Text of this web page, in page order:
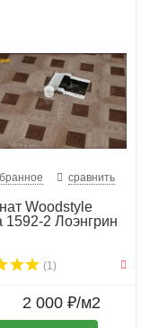
сравнить
Woodstyle
1592-2 Лоэнгрин
(1)
2 000 ₽/м2